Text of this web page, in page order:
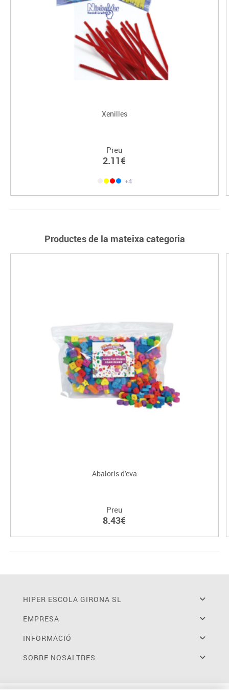
Xenilles
Preu
2.11€
+4
Productes de la mateixa categoria
Abaloris d'eva
Preu
8.43€
HIPER ESCOLA GIRONA SL
EMPRESA
INFORMACIÓ
SOBRE NOSALTRES